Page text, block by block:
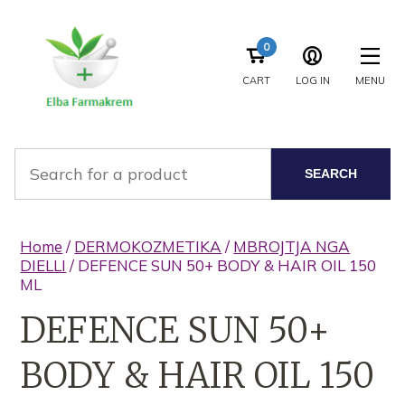
CART
0
LOG IN MENU
SEARCH
Home / DERMOKOZMETIKA / MBROJTJA NGA
DIELLI / DEFENCE SUN 50+ BODY & HAIR OIL 150
ML
DEFENCE SUN 50+
BODY & HAIR OIL 150